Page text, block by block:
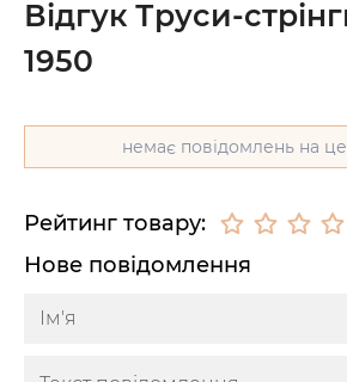
Відгук Труси-
1950
немає повідомлень на
Рейтинг товару:
Нове повідомлення